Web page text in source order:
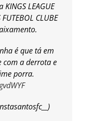
LEAGUE
CLUBE
é que tá em
com a derrota e
porra.